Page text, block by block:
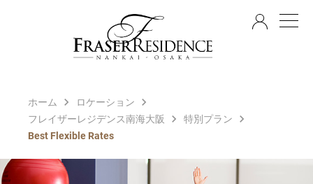
ホーム
ロケーション
フレイザーレジデンス南海大阪
特別プラン
Best Flexible Rates